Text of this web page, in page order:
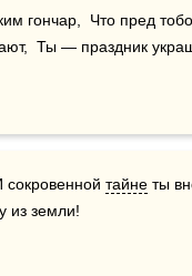
гончар,  Что пред
Ты — праздник
сокровенной тайне ты
из земли!